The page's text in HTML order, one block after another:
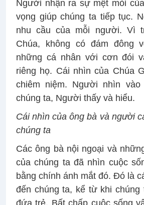
Người nhận ra sự mệt mỏi
vọng giúp chúng ta tiếp tục.
nhu cầu của mỗi người. Vì
Chúa, không có đám đông
những cá nhân với cơn đói
riêng họ. Cái nhìn của Chúa
chiêm niệm. Người nhìn vào
chúng ta, Người thấy và hiểu.
Cái nhìn của ông bà và người
chúng ta
Các ông bà nội ngoại và
của chúng ta đã nhìn cuộc
bằng chính ánh mắt đó. Đó là
đến chúng ta, kể từ khi chúng